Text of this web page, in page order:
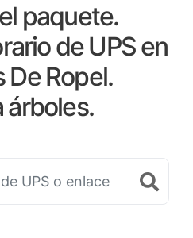
paquete.
de UPS en
De Ropel.
árboles.